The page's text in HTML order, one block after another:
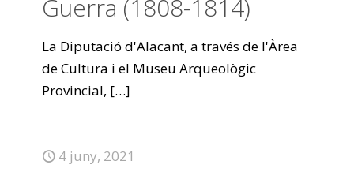
Guerra (1808-1814)
La Diputació d'Alacant, a través de l'Àrea
de Cultura i el Museu Arqueològic
Provincial, […]
4 juny, 2021